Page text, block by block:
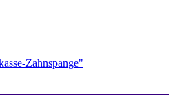
Zahnspange"